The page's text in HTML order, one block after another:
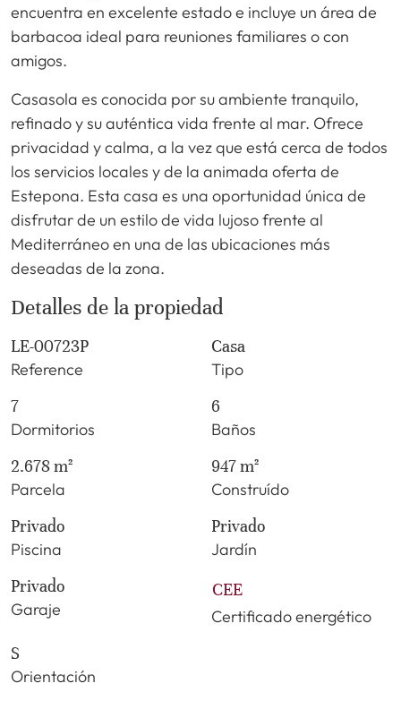
encuentra en excelente estado e incluye un área de
barbacoa ideal para reuniones familiares o con
amigos.
Casasola es conocida por su ambiente tranquilo,
refinado y su auténtica vida frente al mar. Ofrece
privacidad y calma, a la vez que está cerca de todos
los servicios locales y de la animada oferta de
Estepona. Esta casa es una oportunidad única de
disfrutar de un estilo de vida lujoso frente al
Mediterráneo en una de las ubicaciones más
deseadas de la zona.
Detalles de la propiedad
LE-00723P
Reference
Casa
Tipo
7
Dormitorios
6
Baños
2.678 m²
Parcela
947 m²
Construído
Privado
Piscina
Privado
Jardín
Privado
Garaje
CEE
Certificado energético
S
Orientación